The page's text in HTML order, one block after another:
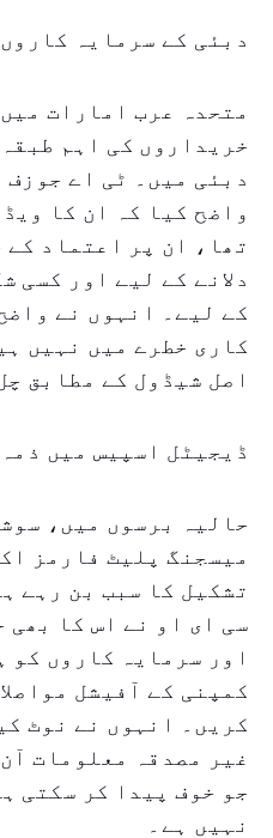
دبئی کے سرمایہ
متحدہ عرب امارات
خریداروں کی اہم
دبئی میں۔ ٹی اے جوزف
واضح کیا کہ ان کا
تھا، ان پر اعتماد
دلانے کے لیے اور کسی
کے لیے۔ انہوں نے
کاری خطرے میں نہیں
اصل شیڈول کے مطابق
ڈیجیٹل اسپیس میں
حالیہ برسوں میں،
میسجنگ پلیٹ فارمز
تشکیل کا سبب بن رہے
سی ای او نے اس کا بھی
اور سرمایہ کاروں کو
کمپنی کے آفیشل
کریں۔ انہوں نے نوٹ
غیر مصدقہ معلومات
جو خوف پیدا کر سکتی
نہیں ہے۔